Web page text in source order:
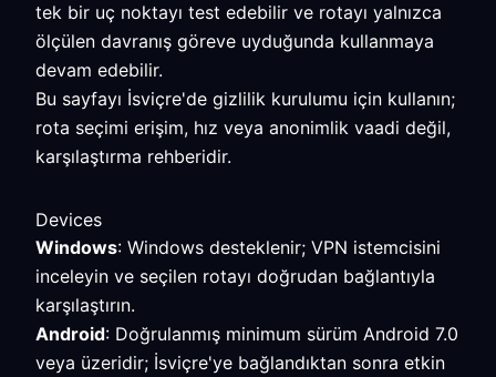
tek bir uç noktayı test edebilir ve rotayı yalnızca
ölçülen davranış göreve uyduğunda kullanmaya
devam edebilir.
Bu sayfayı İsviçre'de gizlilik kurulumu için kullanın;
rota seçimi erişim, hız veya anonimlik vaadi değil,
karşılaştırma rehberidir.
Devices
Windows: Windows desteklenir; VPN istemcisini
inceleyin ve seçilen rotayı doğrudan bağlantıyla
karşılaştırın.
Android: Doğrulanmış minimum sürüm Android 7.0
veya üzeridir; İsviçre'ye bağlandıktan sonra etkin